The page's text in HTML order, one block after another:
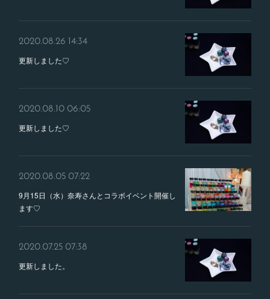
2020.08.26 14:34
更新しました♡
2020.08.10 06:05
更新しました♡
2020.08.05 07:22
9月15日（水）奈寿さんとコラボイベント開催し
ます♡
2020.07.25 07:38
更新しました。